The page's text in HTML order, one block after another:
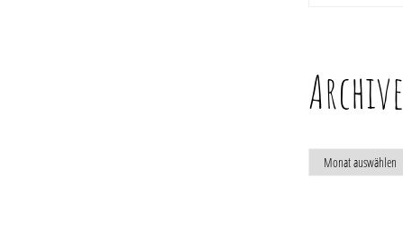
Archive
ARCHIVE